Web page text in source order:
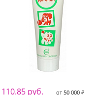
110.85 руб. от 50 000 ₽